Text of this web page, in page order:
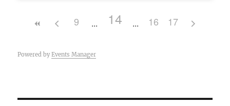
9 14 16 17
Powered byEvents Manager